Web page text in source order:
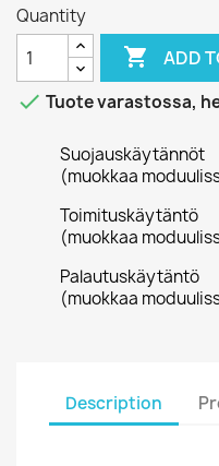
Quantity
 ADD
 Tuote varastossa,
Suojauskäytännöt
(muokkaa
Toimituskäytäntö
(muokkaa
Palautuskäytäntö
(muokkaa
Description